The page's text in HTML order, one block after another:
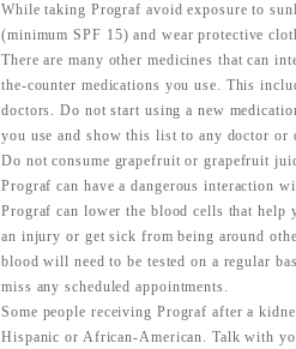
While taking Prograf avoid exposure to
(minimum SPF 15) and wear protective
There are many other medicines that can
the-counter medications you use. This
doctors. Do not start using a new
you use and show this list to any doctor or
Do not consume grapefruit or grapefruit
Prograf can have a dangerous interaction
Prograf can lower the blood cells that
an injury or get sick from being around
blood will need to be tested on a regular
miss any scheduled appointments.
Some people receiving Prograf after a
Hispanic or African-American. Talk with